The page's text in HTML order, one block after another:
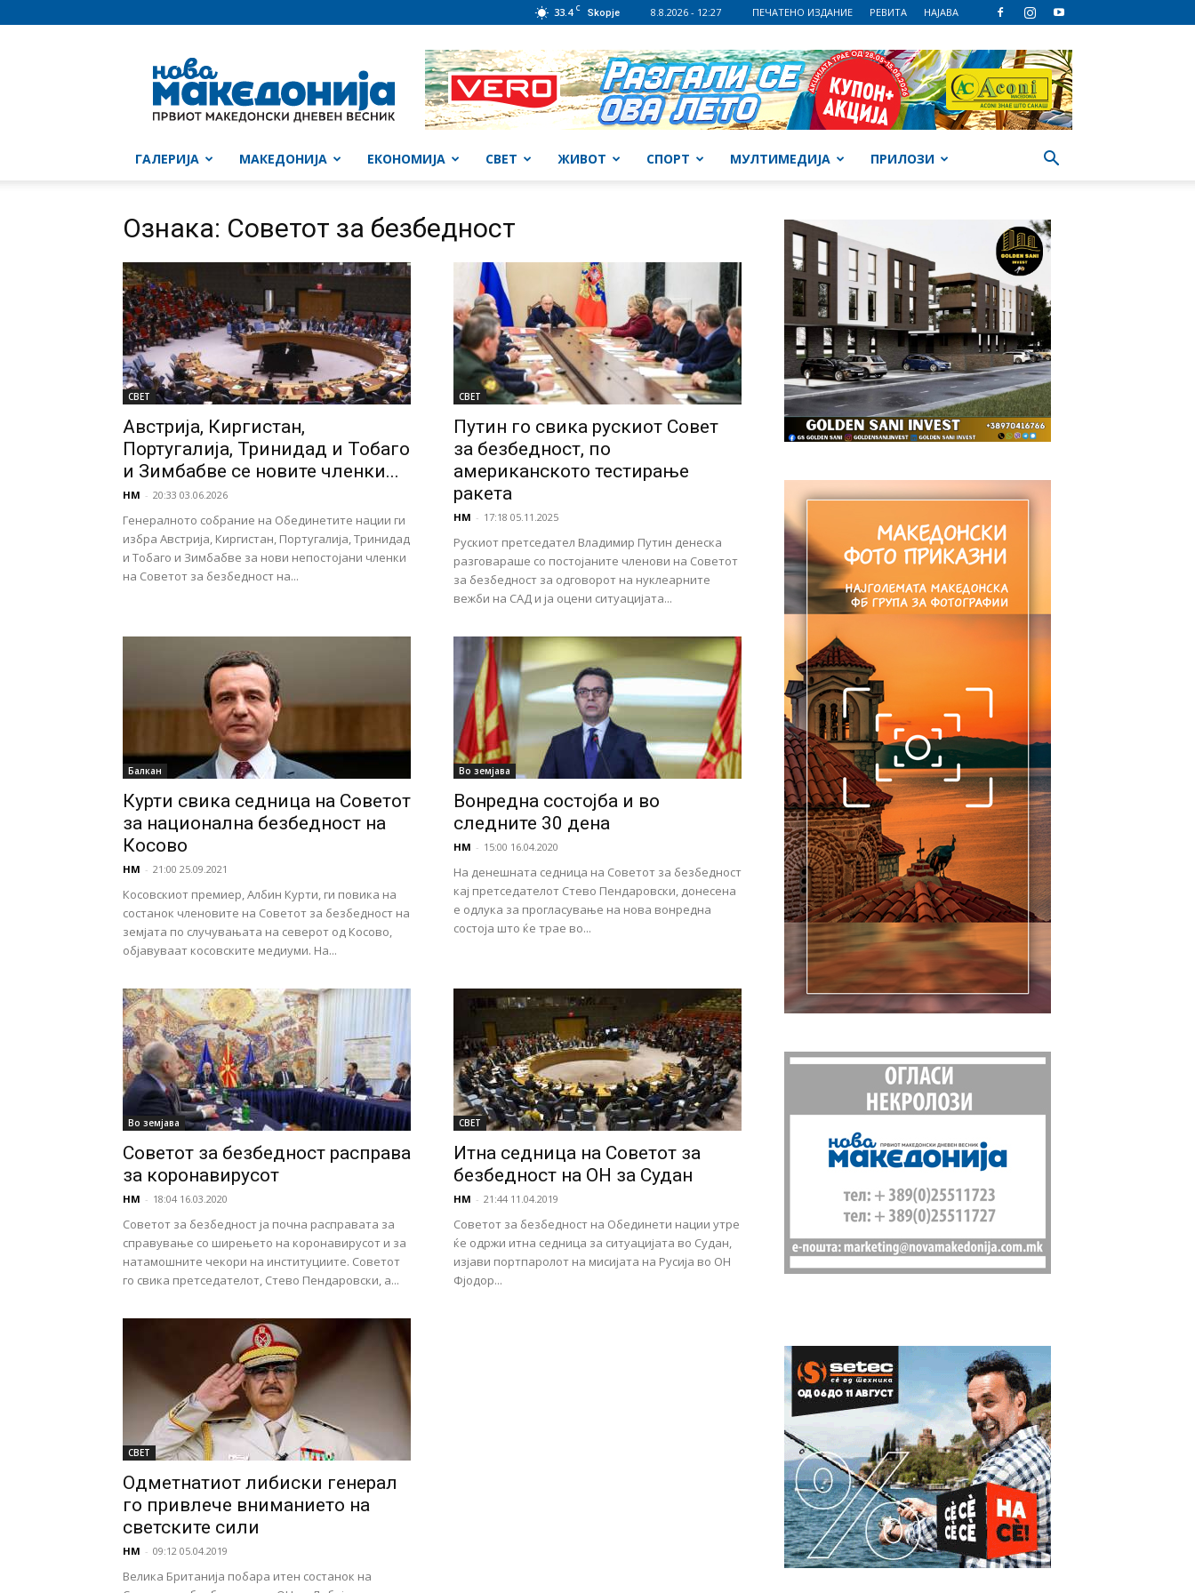
33.4 C Skopje 8.8.2026 - 12:27 ПЕЧАТЕНО ИЗДАНИЕ РЕВИТА НАЈАВА
Македонија
ГАЛЕРИЈА МАКЕДОНИЈА ЕКОНОМИЈА СВЕТ ЖИВОТ СПОРТ МУЛТИМЕДИЈА ПРИЛОЗИ
Ознака: Советот за безбедност
СВЕТ
Австрија, Киргистан,
Португалија, Тринидад и Тобаго
и Зимбабве се новите членки...
НМ - 20:33 03.06.2026
Генералното собрание на Обединетите нации ги
избра Австрија, Киргистан, Португалија, Тринидад
и Тобаго и Зимбабве за нови непостојани членки
на Советот за безбедност на...
СВЕТ
Путин го свика рускиот Совет
за безбедност, по
американското тестирање
ракета
НМ - 17:18 05.11.2025
Рускиот претседател Владимир Путин денеска
разговараше со постојаните членови на Советот
за безбедност за одговорот на нуклеарните
вежби на САД и ја оцени ситуацијата...
Балкан
Курти свика седница на Советот
за национална безбедност на
Косово
НМ - 21:00 25.09.2021
Косовскиот премиер, Албин Курти, ги повика на
состанок членовите на Советот за безбедност на
земјата по случувањата на северот од Косово,
објавуваат косовските медиуми. На...
Во земјава
Вонредна состојба и во
следните 30 дена
НМ - 15:00 16.04.2020
На денешната седница на Советот за безбедност
кај претседателот Стево Пендаровски, донесена
е одлука за прогласување на нова вонредна
состоја што ќе трае во...
Во земјава
Советот за безбедност расправа
за коронавирусот
НМ - 18:04 16.03.2020
Советот за безбедност ја почна расправата за
справување со ширењето на коронавирусот и за
натамошните чекори на институциите. Советот
го свика претседателот, Стево Пендаровски, а...
СВЕТ
Итна седница на Советот за
безбедност на ОН за Судан
НМ - 21:44 11.04.2019
Советот за безбедност на Обединети нации утре
ќе одржи итна седница за ситуацијата во Судан,
изјави портпаролот на мисијата на Русија во ОН
Фјодор...
СВЕТ
Одметнатиот либиски генерал
го привлече вниманието на
светските сили
НМ - 09:12 05.04.2019
Велика Британија побара итен состанок на